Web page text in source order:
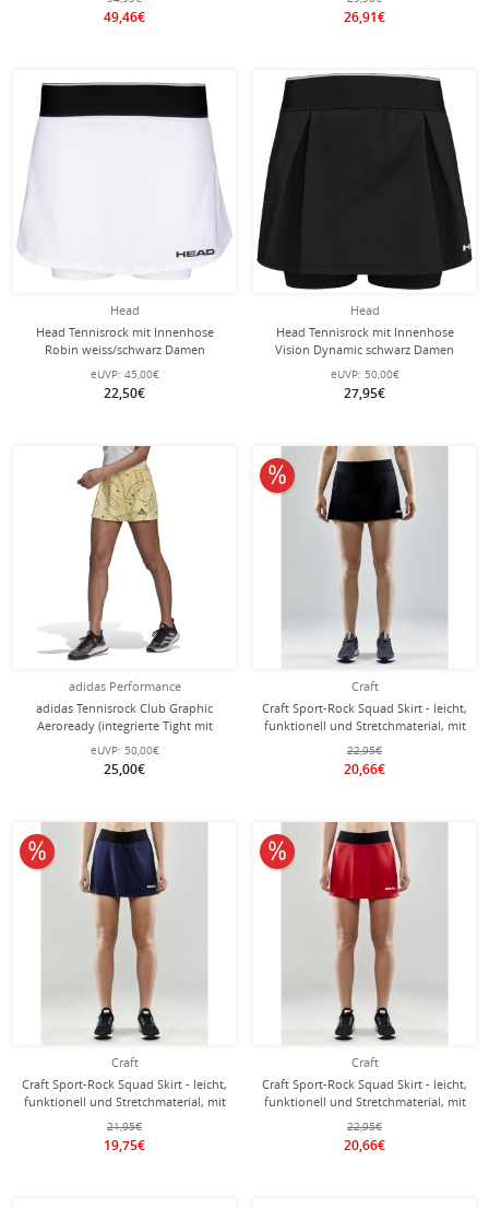
49,46€ 26,91€
Head
Head Tennisrock mit Innenhose
Robin weiss/schwarz Damen
eUVP: 45,00€
22,50€
Head
Head Tennisrock mit Innenhose
Vision Dynamic schwarz Damen
eUVP: 50,00€
27,95€
adidas Performance
adidas Tennisrock Club Graphic
Aeroready (integrierte Tight mit
Balltaschen) gelb Damen
eUVP: 50,00€
25,00€
Craft
Craft Sport-Rock Squad Skirt - leicht,
funktionell und Stretchmaterial, mit
Innenslip - schwarz Damen
22,95€
20,66€
10% reduziert
Craft
Craft Sport-Rock Squad Skirt - leicht,
funktionell und Stretchmaterial, mit
Innenslip - navyblau Damen
21,95€
19,75€
10% reduziert
Craft
Craft Sport-Rock Squad Skirt - leicht,
funktionell und Stretchmaterial, mit
Innenslip - rot Damen
22,95€
20,66€
10% reduziert